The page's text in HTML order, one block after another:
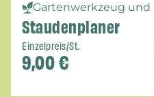
Gartenwerkzeug und
Staudenplaner
Einzelpreis/St.
9,00€